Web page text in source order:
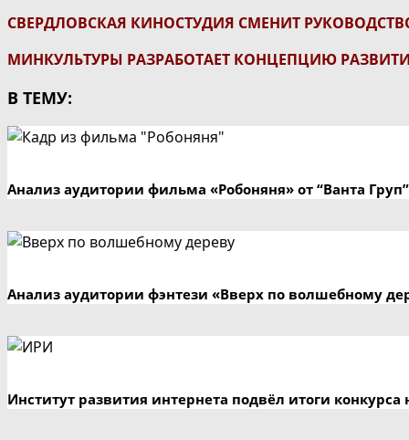
СВЕРДЛОВСКАЯ КИНОСТУДИЯ СМЕНИТ
МИНКУЛЬТУРЫ РАЗРАБОТАЕТ КОНЦЕПЦИЮ
В ТЕМУ:
Анализ аудитории фильма «Робоняня» от “Ванта Груп”
Анализ аудитории фэнтези «Вверх по волшебному
Институт развития интернета подвёл итоги